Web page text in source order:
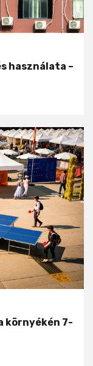
használata –
környékén 7-